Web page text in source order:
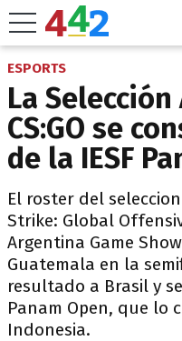
ESPORTS
La
CS:GO se
de la IESF
El roster del
Strike: Global
Argentina Game
Guatemala en la
resultado a Brasil y
Panam Open, que lo
Indonesia.